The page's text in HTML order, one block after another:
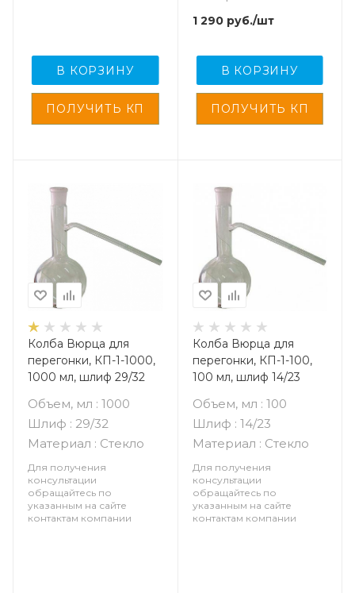
В КОРЗИНУ
1 290руб./шт
В КОРЗИНУ
Колба Вюрца для
перегонки, КП-1-1000,
1000 мл, шлиф 29/32
Объем, мл : 1000
Шлиф : 29/32
Материал : Стекло
Для получения
консультации
обращайтесь по
указанным на сайте
контактам компании
Колба Вюрца для
перегонки, КП-1-100,
100 мл, шлиф 14/23
Объем, мл : 100
Шлиф : 14/23
Материал : Стекло
Для получения
консультации
обращайтесь по
указанным на сайте
контактам компании